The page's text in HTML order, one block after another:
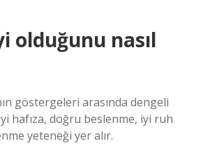
olduğunu nasıl
göstergeleri arasında dengeli
hafıza, doğru beslenme, iyi ruh
yeteneği yer alır.